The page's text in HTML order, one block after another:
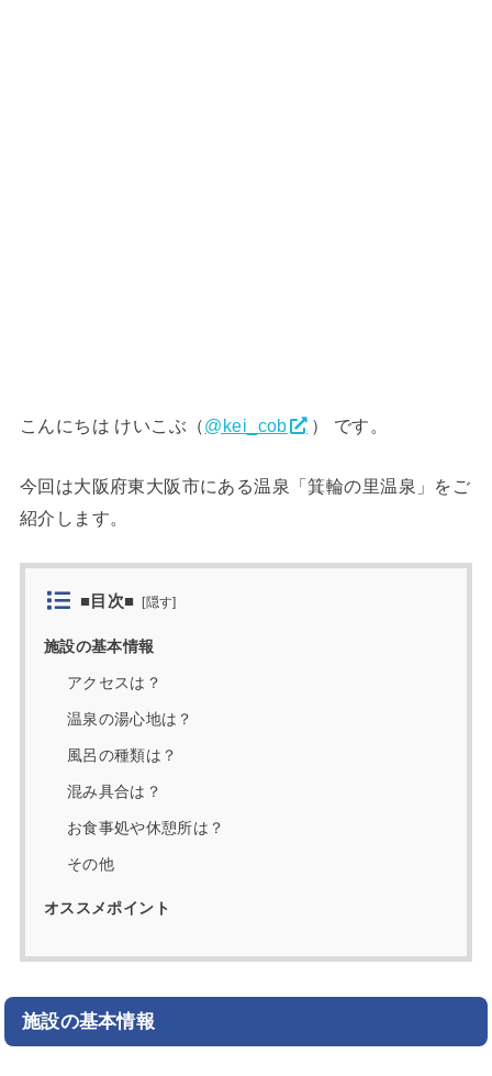
こんにちは けいこぶ（@kei_cob ） です。
今回は大阪府東大阪市にある温泉「箕輪の里温泉」をご
紹介します。
■目次■ [隠す]
施設の基本情報
アクセスは？
温泉の湯心地は？
風呂の種類は？
混み具合は？
お食事処や休憩所は？
その他
オススメポイント
施設の基本情報